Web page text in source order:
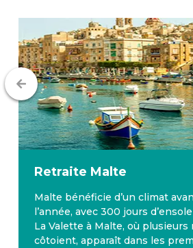
Retraite Malte
Malte bénéficie d’un climat
l’année, avec 300 jours
La Valette à Malte, où
côtoient, apparaît dans les